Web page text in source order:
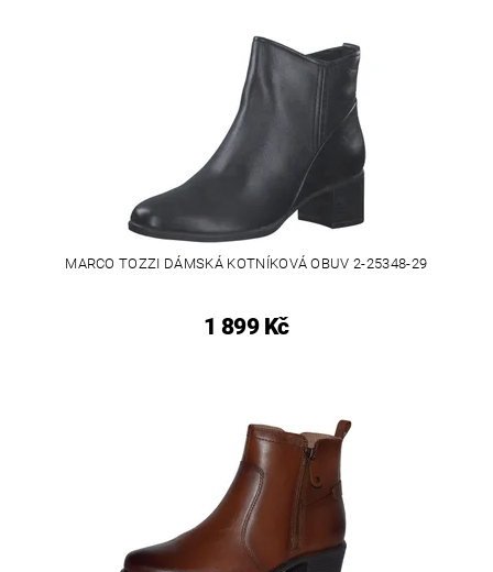
MARCO TOZZI DÁMSKÁ KOTNÍKOVÁ OBUV 2-25348-29
1 899 Kč